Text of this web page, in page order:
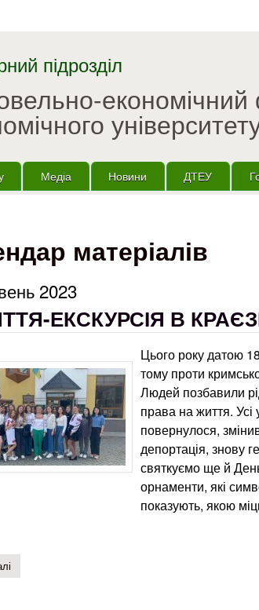
підрозділ
Медіа Новини ДТЕУ
матеріалів
2023
ЕКСКУРСІЯ В
Цього року датою
тому проти
Людей позбавили
права на життя. Усі
повернулося,
депортація, знову
святкуємо ще й
орнаменти, які
показують, якою